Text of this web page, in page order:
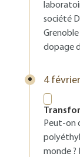
société
Grenoble
dopage
4
Peut-on
monde ?